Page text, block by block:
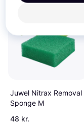
Juwel Nitrax Removal
Sponge M
48 kr.